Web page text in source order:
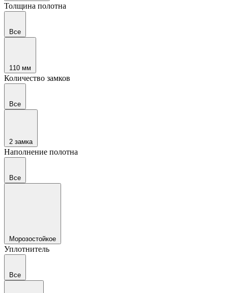
Толщина полотна
Все
110 мм
Количество замков
Все
2 замка
Наполнение полотна
Все
Морозостойкое
Уплотнитель
Все